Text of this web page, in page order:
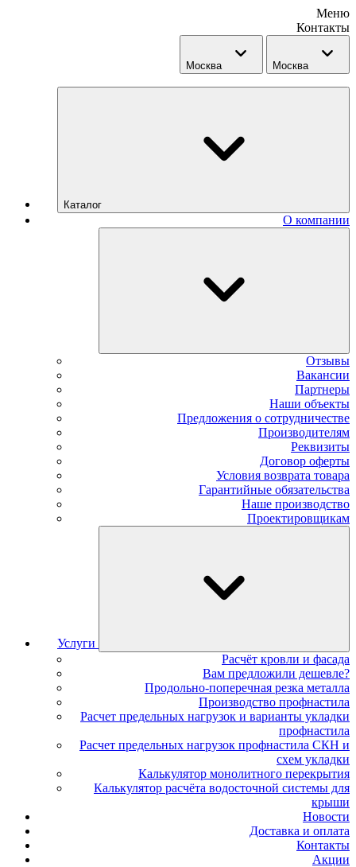
Меню
Контакты
Москва Москва
Каталог
О компании
Отзывы
Вакансии
Партнеры
Наши объекты
Предложения о сотрудничестве
Производителям
Реквизиты
Договор оферты
Условия возврата товара
Гарантийные обязательства
Наше производство
Проектировщикам
Услуги
Расчёт кровли и фасада
Вам предложили дешевле?
Продольно-поперечная резка металла
Производство профнастила
Расчет предельных нагрузок и варианты укладки
профнастила
Расчет предельных нагрузок профнастила СКН и
схем укладки
Калькулятор монолитного перекрытия
Калькулятор расчёта водосточной системы для
крыши
Новости
Доставка и оплата
Контакты
Акции